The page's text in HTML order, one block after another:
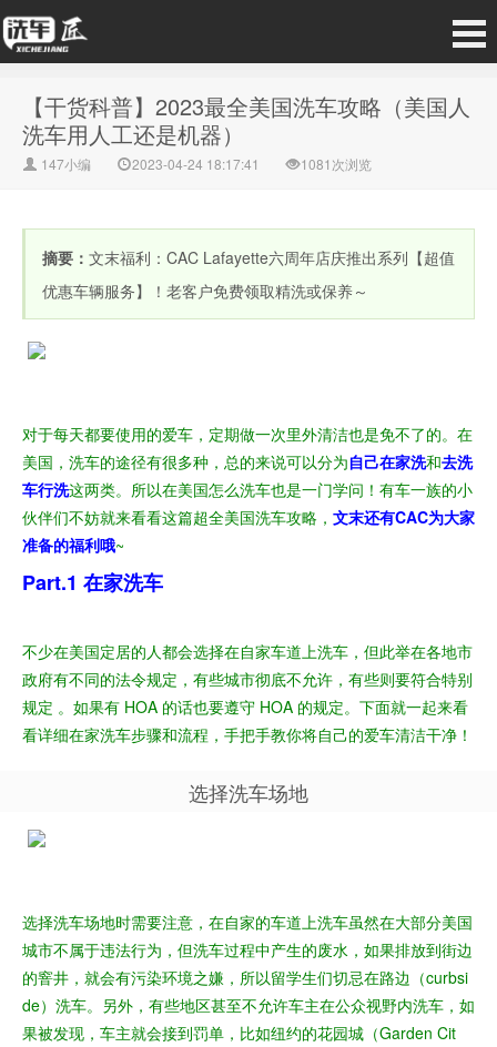
【干货科普】2023最全美国洗车攻略（美国人
洗车用人工还是机器）
147小编 2023-04-24 18:17:41 1081次浏览
摘要： 文末福利：CAC Lafayette六周年店庆推出系列【超值
优惠车辆服务】！老客户免费领取精洗或保养～
对于每天都要使用的爱车，定期做一次里外清洁也是免不了的。在
美国，洗车的途径有很多种，总的来说可以分为自己在家洗和去洗
车行洗这两类。 所以在美国怎么洗车也是一门学问！有车一族的小
伙伴们不妨就来看看这篇超全美国洗车攻略， 文末还有CAC为大家
准备的福利哦~
Part.1 在家洗车
不少在美国定居的人都会选择在自家车道上洗车，但此举在各地市
政府有不同的法令规定，有些城市彻底不允许，有些则要符合特别
规定 。如果有 HOA 的话也要遵守 HOA 的规定。下面就一起来看
看详细在家洗车步骤和流程，手把手教你将自己的爱车清洁干净！
选择洗车场地
选择洗车场地时需要注意，在自家的车道上洗车虽然在大部分美国
城市不属于违法行为，但洗车过程中产生的废水，如果排放到街边
的窨井，就会有污染环境之嫌，所以留学生们切忌在路边（curbsi
de）洗车。另外，有些地区甚至不允许车主在公众视野内洗车，如
果被发现，车主就会接到罚单，比如纽约的花园城（Garden Cit